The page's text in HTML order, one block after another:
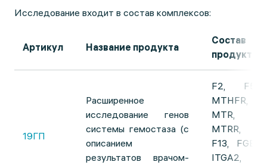
Исследование входит в состав комплексов:
Артикул Название продукта
Состав
продукта
19ГП
Расширенное
исследование генов
системы гемостаза (с
описанием
результатов врачом-
F2, F5,
MTHFR,
MTR,
MTRR,
F13, FGB,
ITGA2,